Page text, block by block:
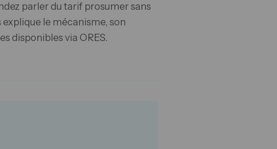
parler du tarif prosumer sans
le mécanisme, son
disponibles via ORES.